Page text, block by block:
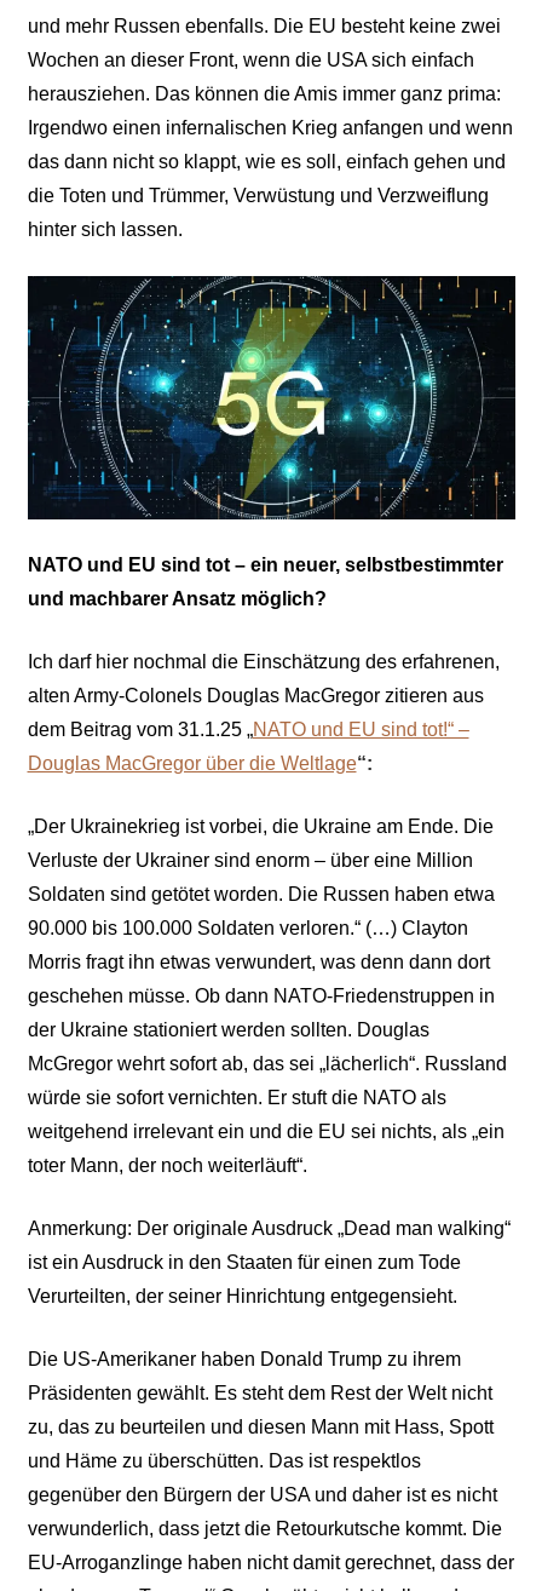
und mehr Russen ebenfalls. Die EU besteht keine zwei
Wochen an dieser Front, wenn die USA sich einfach
herausziehen. Das können die Amis immer ganz prima:
Irgendwo einen infernalischen Krieg anfangen und wenn
das dann nicht so klappt, wie es soll, einfach gehen und
die Toten und Trümmer, Verwüstung und Verzweiflung
hinter sich lassen.
NATO und EU sind tot – ein neuer, selbstbestimmter
und machbarer Ansatz möglich?
Ich darf hier nochmal die Einschätzung des erfahrenen,
alten Army-Colonels Douglas MacGregor zitieren aus
dem Beitrag vom 31.1.25 „NATO und EU sind tot!“ –
Douglas MacGregor über die Weltlage“:
„Der Ukrainekrieg ist vorbei, die Ukraine am Ende. Die
Verluste der Ukrainer sind enorm – über eine Million
Soldaten sind getötet worden. Die Russen haben etwa
90.000 bis 100.000 Soldaten verloren.“ (…) Clayton
Morris fragt ihn etwas verwundert, was denn dann dort
geschehen müsse. Ob dann NATO-Friedenstruppen in
der Ukraine stationiert werden sollten. Douglas
McGregor wehrt sofort ab, das sei „lächerlich“. Russland
würde sie sofort vernichten. Er stuft die NATO als
weitgehend irrelevant ein und die EU sei nichts, als „ein
toter Mann, der noch weiterläuft“.
Anmerkung: Der originale Ausdruck „Dead man walking“
ist ein Ausdruck in den Staaten für einen zum Tode
Verurteilten, der seiner Hinrichtung entgegensieht.
Die US-Amerikaner haben Donald Trump zu ihrem
Präsidenten gewählt. Es steht dem Rest der Welt nicht
zu, das zu beurteilen und diesen Mann mit Hass, Spott
und Häme zu überschütten. Das ist respektlos
gegenüber den Bürgern der USA und daher ist es nicht
verwunderlich, dass jetzt die Retourkutsche kommt. Die
EU-Arroganzlinge haben nicht damit gerechnet, dass der